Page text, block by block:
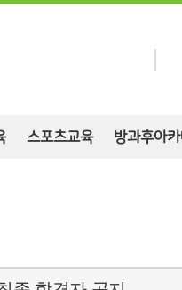
스포츠교육 방과후아카